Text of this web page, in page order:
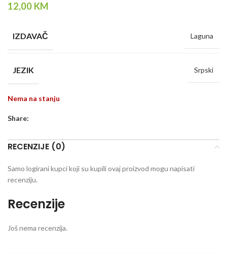
12,00 KM
IZDAVAČ Laguna
JEZIK Srpski
Nema na stanju
Share:
RECENZIJE (0)
Recenzije
Još nema recenzija.
Samo logirani kupci koji su kupili ovaj proizvod mogu napisati
recenziju.